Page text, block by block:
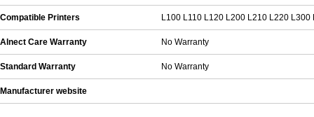
Compatible Printers L100 L110 L120 L200 L210 L220
Alnect Care Warranty No Warranty
Standard Warranty No Warranty
Manufacturer website